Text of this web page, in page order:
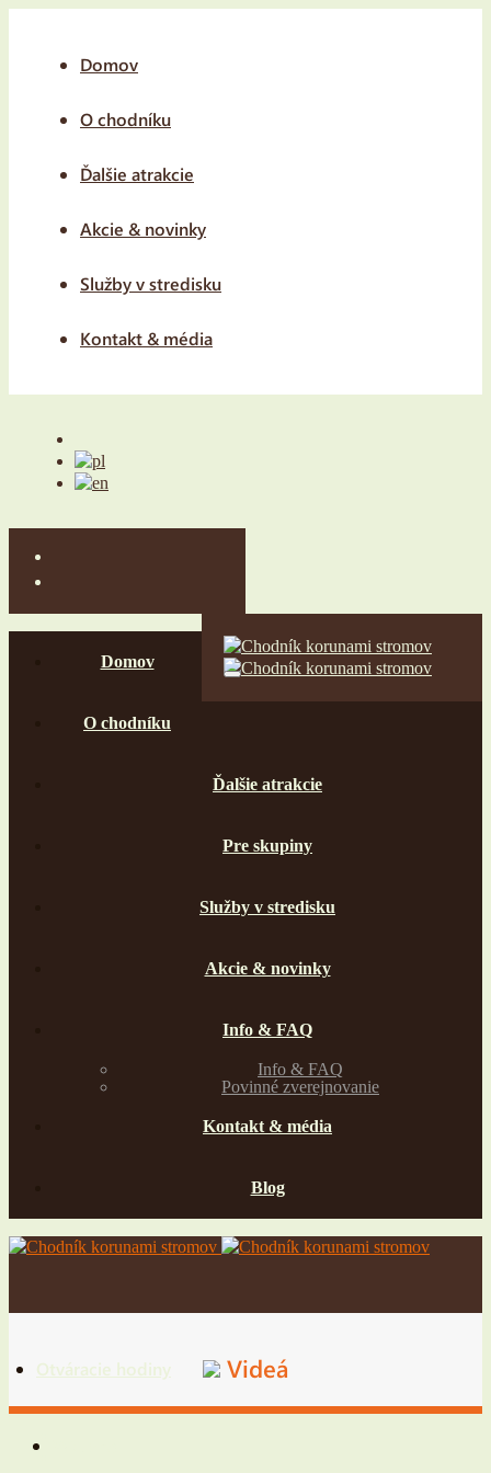
Domov
O chodníku
Ďalšie atrakcie
Akcie & novinky
Služby v stredisku
Kontakt & média
Domov
O chodníku
Ďalšie atrakcie
Pre skupiny
Služby v stredisku
Akcie & novinky
Info & FAQ
Info & FAQ
Povinné zverejnovanie
Kontakt & média
Blog
Otváracie hodiny Videá